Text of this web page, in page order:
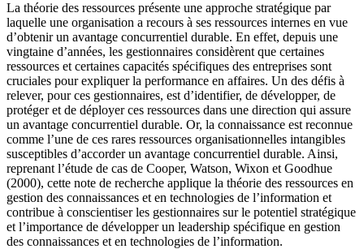
La théorie des ressources présente une approche stratégique par
laquelle une organisation a recours à ses ressources internes en vue
d’obtenir un avantage concurrentiel durable. En effet, depuis une
vingtaine d’années, les gestionnaires considèrent que certaines
ressources et certaines capacités spécifiques des entreprises sont
cruciales pour expliquer la performance en affaires. Un des défis à
relever, pour ces gestionnaires, est d’identifier, de développer, de
protéger et de déployer ces ressources dans une direction qui assure
un avantage concurrentiel durable. Or, la connaissance est reconnue
comme l’une de ces rares ressources organisationnelles intangibles
susceptibles d’accorder un avantage concurrentiel durable. Ainsi,
reprenant l’étude de cas de Cooper, Watson, Wixon et Goodhue
(2000), cette note de recherche applique la théorie des ressources en
gestion des connaissances et en technologies de l’information et
contribue à conscientiser les gestionnaires sur le potentiel stratégique
et l’importance de développer un leadership spécifique en gestion
des connaissances et en technologies de l’information.